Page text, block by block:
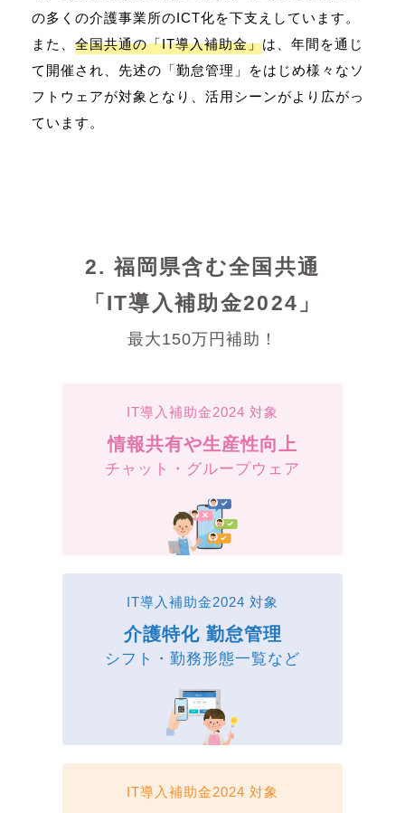
の多くの介護事業所のICT化を下支えしています。
また、 全国共通の「IT導入補助金」は、年間を通じ
て開催され、先述の「勤怠管理」をはじめ様々なソ
フトウェアが対象となり、活用シーンがより広がっ
ています。
2. 福岡県含む全国共通
「IT導入補助金2024」
最大150万円補助！
IT導入補助金2024 対象
情報共有や生産性向上
チャット・グループウェア
IT導入補助金2024 対象
介護特化 勤怠管理
シフト・勤務形態一覧など
IT導入補助金2024 対象